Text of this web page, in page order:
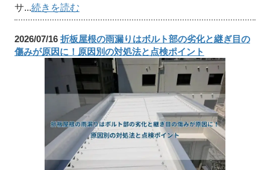
サ...続きを読む
2026/07/16 折板屋根の雨漏りはボルト部の劣化と継ぎ目の
傷みが原因に！原因別の対処法と点検ポイント